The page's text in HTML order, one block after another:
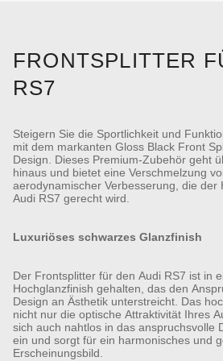
FRONTSPLITTER
RS7
Steigern Sie die Sportlichkeit und
mit dem markanten Gloss Black Front
Design. Dieses Premium-Zubehör geht
hinaus und bietet eine Verschmelzung
aerodynamischer Verbesserung, die der
Audi RS7 gerecht wird.
Luxuriöses schwarzes Glanzfinish
Der Frontsplitter für den Audi RS7 ist in
Hochglanzfinish gehalten, das den
Design an Ästhetik unterstreicht. Das
nicht nur die optische Attraktivität Ihres
sich auch nahtlos in das anspruchsvolle
ein und sorgt für ein harmonisches und
Erscheinungsbild.